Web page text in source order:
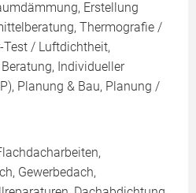
Erstellung
Thermografie /
Test / Luftdichtheit,
Individueller
Planung & Bau, Planung /
Gewerbedach,